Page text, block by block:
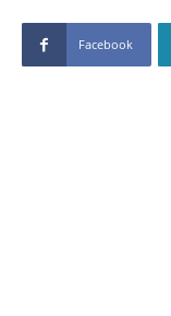
Facebook